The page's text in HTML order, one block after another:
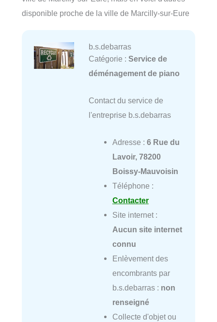
disponible proche de la ville de Marcilly-sur-Eure
b.s.debarras
Catégorie : Service de
déménagement de piano
Contact du service de
l'entreprise b.s.debarras
Adresse : 6 Rue du
Lavoir, 78200
Boissy-Mauvoisin
Téléphone :
Contacter
Site internet :
Aucun site internet
connu
Enlèvement des
encombrants par
b.s.debarras : non
renseigné
Collecte d'objet ou